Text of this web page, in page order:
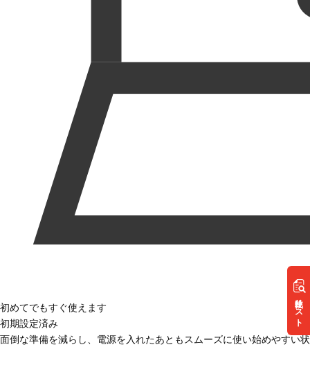
リスト
初めてでもすぐ使えます
初期設定済み
面倒な準備を減らし、電源を入れたあともスムーズに使い始めやすい